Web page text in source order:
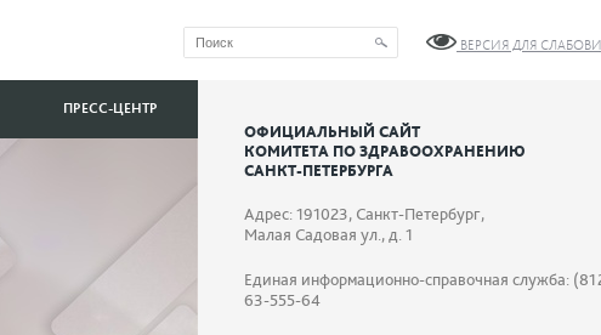
ВЕРСИЯ ДЛЯ
ОФИЦИАЛЬНЫЙ САЙТ
КОМИТЕТА ПО ЗДРАВООХРАНЕНИЮ
САНКТ-ПЕТЕРБУРГА
Адрес: 191023, Санкт-Петербург,
Малая Садовая ул., д. 1
Единая информационно-справочная служба:
63-555-64
ПРЕСС-ЦЕНТР